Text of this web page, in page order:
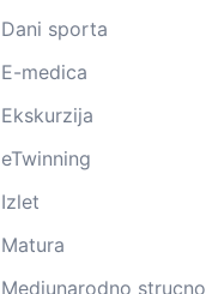
Dani sporta
E-medica
Ekskurzija
eTwinning
Izlet
Matura
Medjunarodno strucno